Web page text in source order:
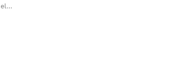
el...